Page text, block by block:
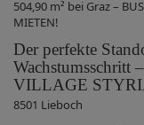
Der perfekte
Wachstumsschritt
VILLAGE
8501 Lieboch